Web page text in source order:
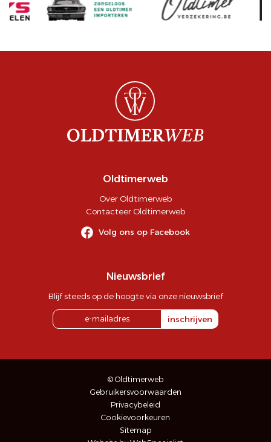
Oldtimerweb
Over Oldtimerweb
Contacteer Oldtimerweb
Volg ons op Facebook
Nieuwsbrief
Blijf steeds op de hoogte via onze nieuwsbrief
inschrijven
© Oldtimerweb
Gebruikersvoorwaarden
Privacybeleid
Cookievoorkeuren
Sitemap